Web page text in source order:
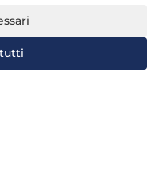
e il territorio